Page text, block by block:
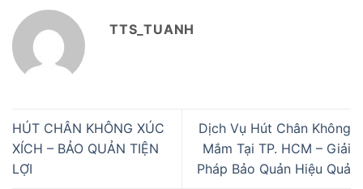
TTS_TUANH
HÚT CHÂN KHÔNG XÚC
XÍCH – BẢO QUẢN TIỆN
LỢI
Dịch Vụ Hút Chân Không
Mắm Tại TP. HCM – Giải
Pháp Bảo Quản Hiệu Quả